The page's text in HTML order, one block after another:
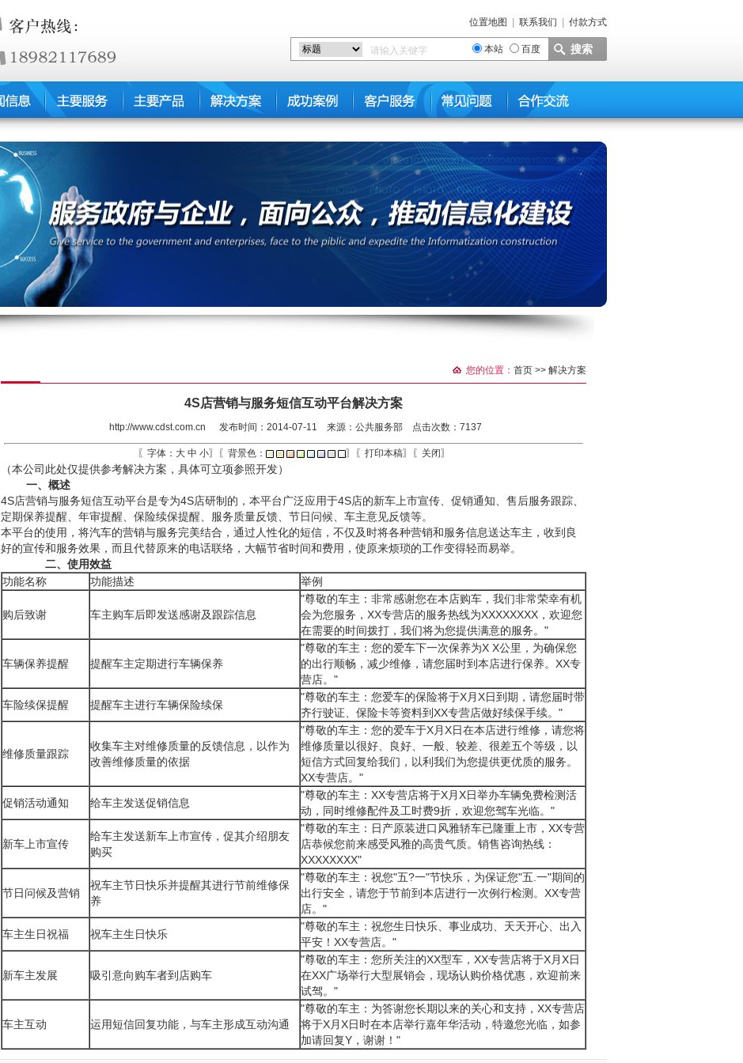
位置地图 联系我们 付款方式
本站 百度 搜索
解决方案
>>
首页
您的位置：
4S店营销与服务短信互动平台解决方案
http://www.cdst.com.cn 发布时间：2014-07-11 来源：公共服务部 点击次数：7137
〖字体： 大 中 小〗〖背景色： 〗〖 打印本稿〗〖 关闭 〗
（本公司此处仅提供参考解决方案，具体可立项参照开发）
一、概述
4S店营销与服务短信互动平台是专为4S店研制的，本平台广泛应用于4S店的新车上市宣传、促销通知、售后服务跟踪、
定期保养提醒、年审提醒、保险续保提醒、服务质量反馈、节日问候、车主意见反馈等。
本平台的使用，将汽车的营销与服务完美结合，通过人性化的短信，不仅及时将各种营销和服务信息送达车主，收到良
好的宣传和服务效果，而且代替原来的电话联络，大幅节省时间和费用，使原来烦琐的工作变得轻而易举。
二、使用效益
功能名称
功能描述 举例
购后致谢 车主购车后即发送感谢及跟踪信息
"尊敬的车主：非常感谢您在本店购车，我们非常荣幸有机
会为您服务，XX专营店的服务热线为XXXXXXXX，欢迎您
在需要的时间拨打，我们将为您提供满意的服务。"
车辆保养提醒 提醒车主定期进行车辆保养
"尊敬的车主：您的爱车下一次保养为X X公里，为确保您
的出行顺畅，减少维修，请您届时到本店进行保养。XX专
营店。"
车险续保提醒
提醒车主进行车辆保险续保
"尊敬的车主：您爱车的保险将于X月X日到期，请您届时带
齐行驶证、保险卡等资料到XX专营店做好续保手续。"
维修质量跟踪
收集车主对维修质量的反馈信息，以作为
改善维修质量的依据
"尊敬的车主：您的爱车于X月X日在本店进行维修，请您将
维修质量以很好、良好、一般、较差、很差五个等级，以
短信方式回复给我们，以利我们为您提供更优质的服务。
XX专营店。"
促销活动通知
给车主发送促销信息
"尊敬的车主：XX专营店将于X月X日举办车辆免费检测活
动，同时维修配件及工时费9折，欢迎您驾车光临。"
新车上市宣传
给车主发送新车上市宣传，促其介绍朋友
购买
"尊敬的车主：日产原装进口风雅轿车已隆重上市，XX专营
店恭候您前来感受风雅的高贵气质。销售咨询热线：
XXXXXXXX"
节日问候及营销
祝车主节日快乐并提醒其进行节前维修保
养
"尊敬的车主：祝您"五?一"节快乐，为保证您"五.一"期间的
出行安全，请您于节前到本店进行一次例行检测。XX专营
店。"
车主生日祝福
祝车主生日快乐
"尊敬的车主：祝您生日快乐、事业成功、天天开心、出入
平安！XX专营店。"
新车主发展 吸引意向购车者到店购车
"尊敬的车主：您所关注的XX型车，XX专营店将于X月X日
在XX广场举行大型展销会，现场认购价格优惠，欢迎前来
试驾。"
车主互动 运用短信回复功能，与车主形成互动沟通
"尊敬的车主：为答谢您长期以来的关心和支持，XX专营店
将于X月X日时在本店举行嘉年华活动，特邀您光临，如参
加请回复Y，谢谢！"